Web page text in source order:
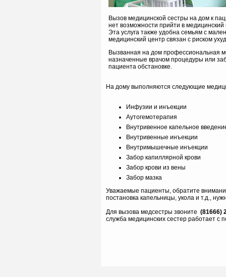
Вызов медицинской сестры на дом к
нет возможности прийти в
Эта услуга также удобна семьям с
медицинский центр связан с риском
Вызванная на дом профессиональная
назначенные врачом процедуры или
пациента обстановке.
На дому выполняются следующие
Инфузии и инъекции
Аутогемотерапия
Внутривенное капельное
Внутривенные инъекции
Внутримышечные инъекции
Забор капиллярной крови
Забор крови из вены
Забор мазка
Уважаемые пациенты, обратите
постановка капельницы, укола и т.д.,
Для вызова медсестры звоните (81666)
служба медицинских сестер работает с